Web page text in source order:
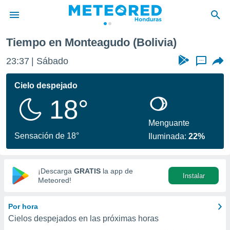
de
ha sido
calidad.
a este
las
y
digital
basada
Tiempo en Monteagudo (Bolivia)
23:37 Sábado ...
Cielo despejado
18°
Sensación de 18°
Menguante
Iluminada:22%
¡Descarga GRATIS la app de
Meteored!
Instalar
Por hora
Cielos despejados en las próximas horas